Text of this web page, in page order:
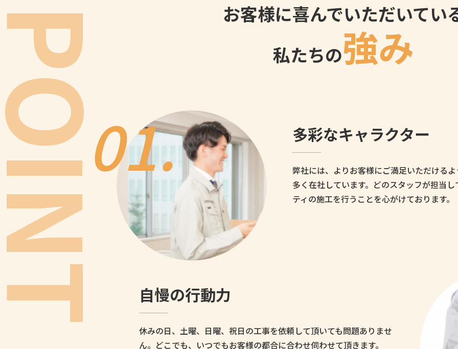
お客様に喜んでいただいてい
私たちの強み
01. 多彩なキャラクター
弊社には、よりお客様にご満足いただける
多く在社しています。どのスタッフが担当
ティの施工を行うことを心がけております。
自慢の行動力
休みの日、土曜、日曜、祝日の工事を依頼して頂いても問題ありませ
ん。どこでも、いつでもお客様の都合に合わせ伺わせて頂きます。